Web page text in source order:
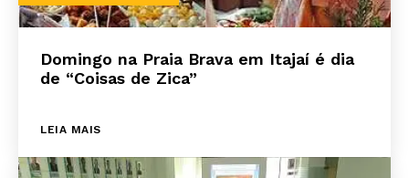
Domingo na Praia Brava em Itajaí é dia
de “Coisas de Zica”
LEIA MAIS